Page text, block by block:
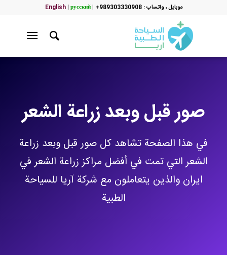
موبایل ، واتساب : 989303330908+ |
English| русский
صور قبل وبعد زراعة الشعر
في هذا الصفحة تشاهد كل صور قبل وبعد زراعة
الشعر التي تمت في أفضل مراكز زراعة الشعر في
ايران والذين يتعاملون مع شركة آريا للسياحة
الطبية